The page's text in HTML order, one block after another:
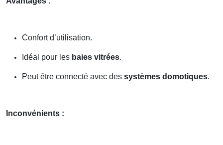
Confort d’utilisation.
Idéal pour les baies vitrées.
Peut être connecté avec des systèmes domotiques.
Inconvénients :